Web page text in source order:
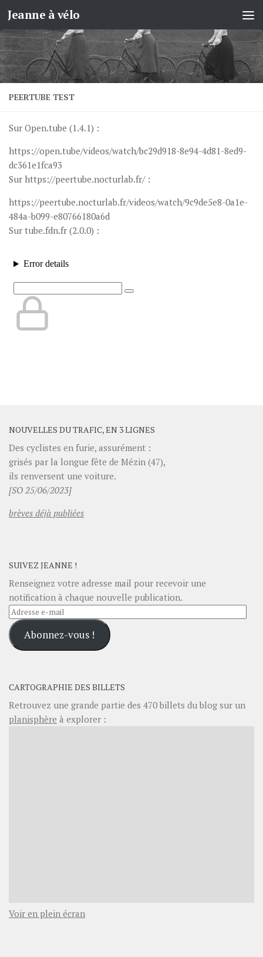
Skip to content
Jeanne à vélo
PEERTUBE TEST
Sur Open.tube (1.4.1) :
https://open.tube/videos/watch/bc29d918-8e94-4d81-8ed9-
dc361e1fca93
Sur https://peertube.nocturlab.fr/ :
https://peertube.nocturlab.fr/videos/watch/9c9de5e8-0a1e-
484a-b099-e80766180a6d
Sur tube.fdn.fr (2.0.0) :
NOUVELLES DU TRAFIC, EN 3 LIGNES
Des cyclistes en furie, assurément :
grisés par la longue fête de Mézin (47),
ils renversent une voiture.
[SO 25/06/2023]
brèves déjà publiées
SUIVEZ JEANNE !
Renseignez votre adresse mail pour recevoir une
notification à chaque nouvelle publication.
Adresse
e-
mailAbonnez-vous !
CARTOGRAPHIE DES BILLETS
Retrouvez une grande partie des 470billets du blog sur un
planisphère à explorer :
Voir en plein écran